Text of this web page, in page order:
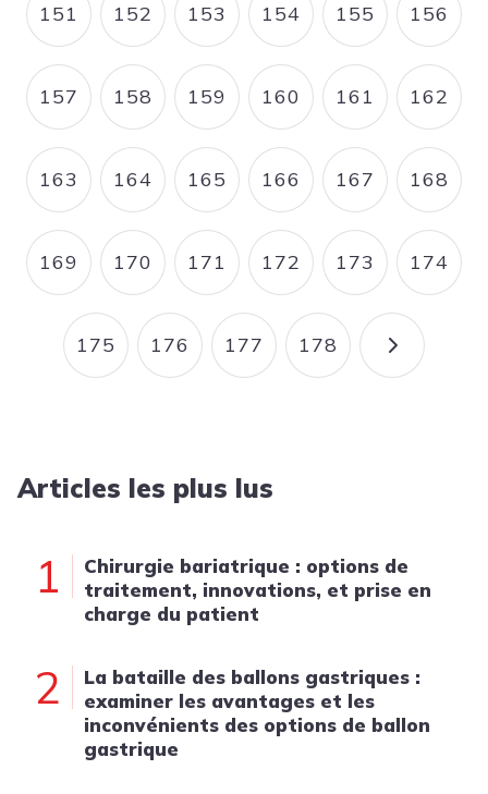
PAGE
151 PAGE
152 PAGE
153 PAGE
154 PAGE
155 PAGE
156
PAGE
157 PAGE
158 PAGE
159 PAGE
160 PAGE
161 PAGE
162
PAGE
163 PAGE
164 PAGE
165 PAGE
166 PAGE
167 PAGE
168
PAGE
169 PAGE
170 PAGE
171 PAGE
172 PAGE
173 PAGE
174
PAGE
175 PAGE
176 PAGE
177 PAGE
178 PAGE
Articles les plus lus
1
Chirurgie bariatrique : options de
traitement, innovations, et prise en
charge du patient
2
La bataille des ballons gastriques :
examiner les avantages et les
inconvénients des options de ballon
gastrique